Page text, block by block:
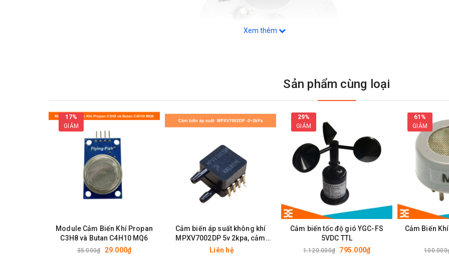
cảm biếnMQ-5 MQ-6 MQ-7 MQ-8 MQ-9 MQ135 MQ136 MQ137 MQ138
Xem thêm
Sản phẩm cùng loại
17%
GIẢM
Module Cảm Biến Khí Propan
C3H8 và Butan C4H10 MQ6
35.000₫ 29.000₫
Cảm biến áp suất không khí
MPXV7002DP 5v 2kpa, cảm
biến chân không
Liên hệ
29%
GIẢM
Cảm biến tốc độ gió YGC-FS
5VDC TTL
1.120.000₫ 795.000₫
61%
GIẢM
Cảm Biến